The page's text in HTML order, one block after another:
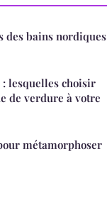
des bains nordiques
lesquelles choisir
de verdure à votre
métamorphoser